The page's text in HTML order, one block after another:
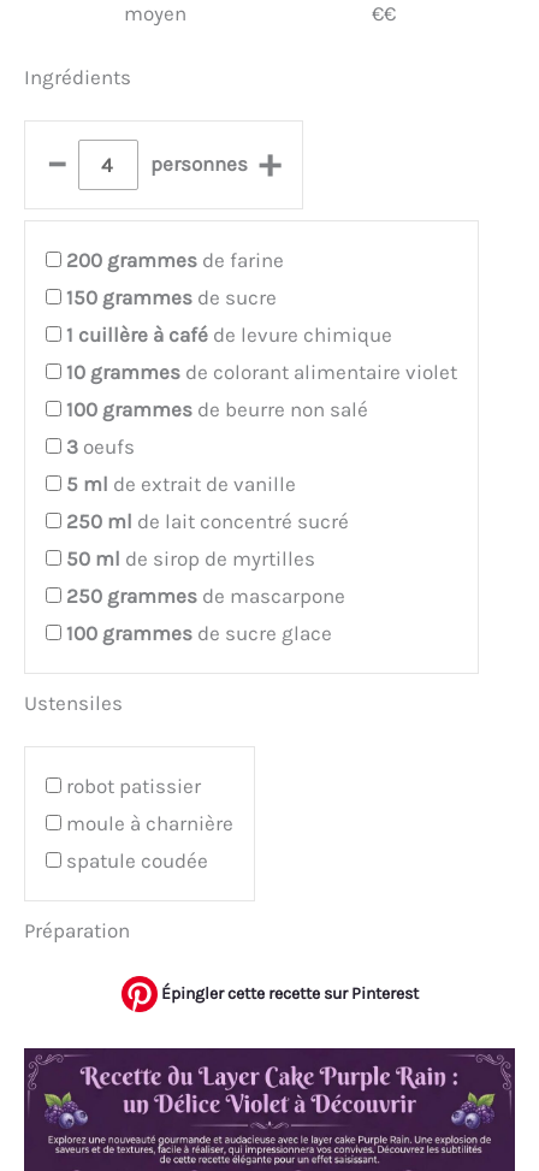
moyen €€
Ingrédients
– personnes +
200 grammes de farine
150 grammes de sucre
1 cuillère à café de levure chimique
10 grammes de colorant alimentaire violet
100 grammes de beurre non salé
3 oeufs
5 ml de extrait de vanille
250 ml de lait concentré sucré
50 ml de sirop de myrtilles
250 grammes de mascarpone
100 grammes de sucre glace
Ustensiles
robot patissier
moule à charnière
spatule coudée
Préparation
Épingler cette recette sur Pinterest